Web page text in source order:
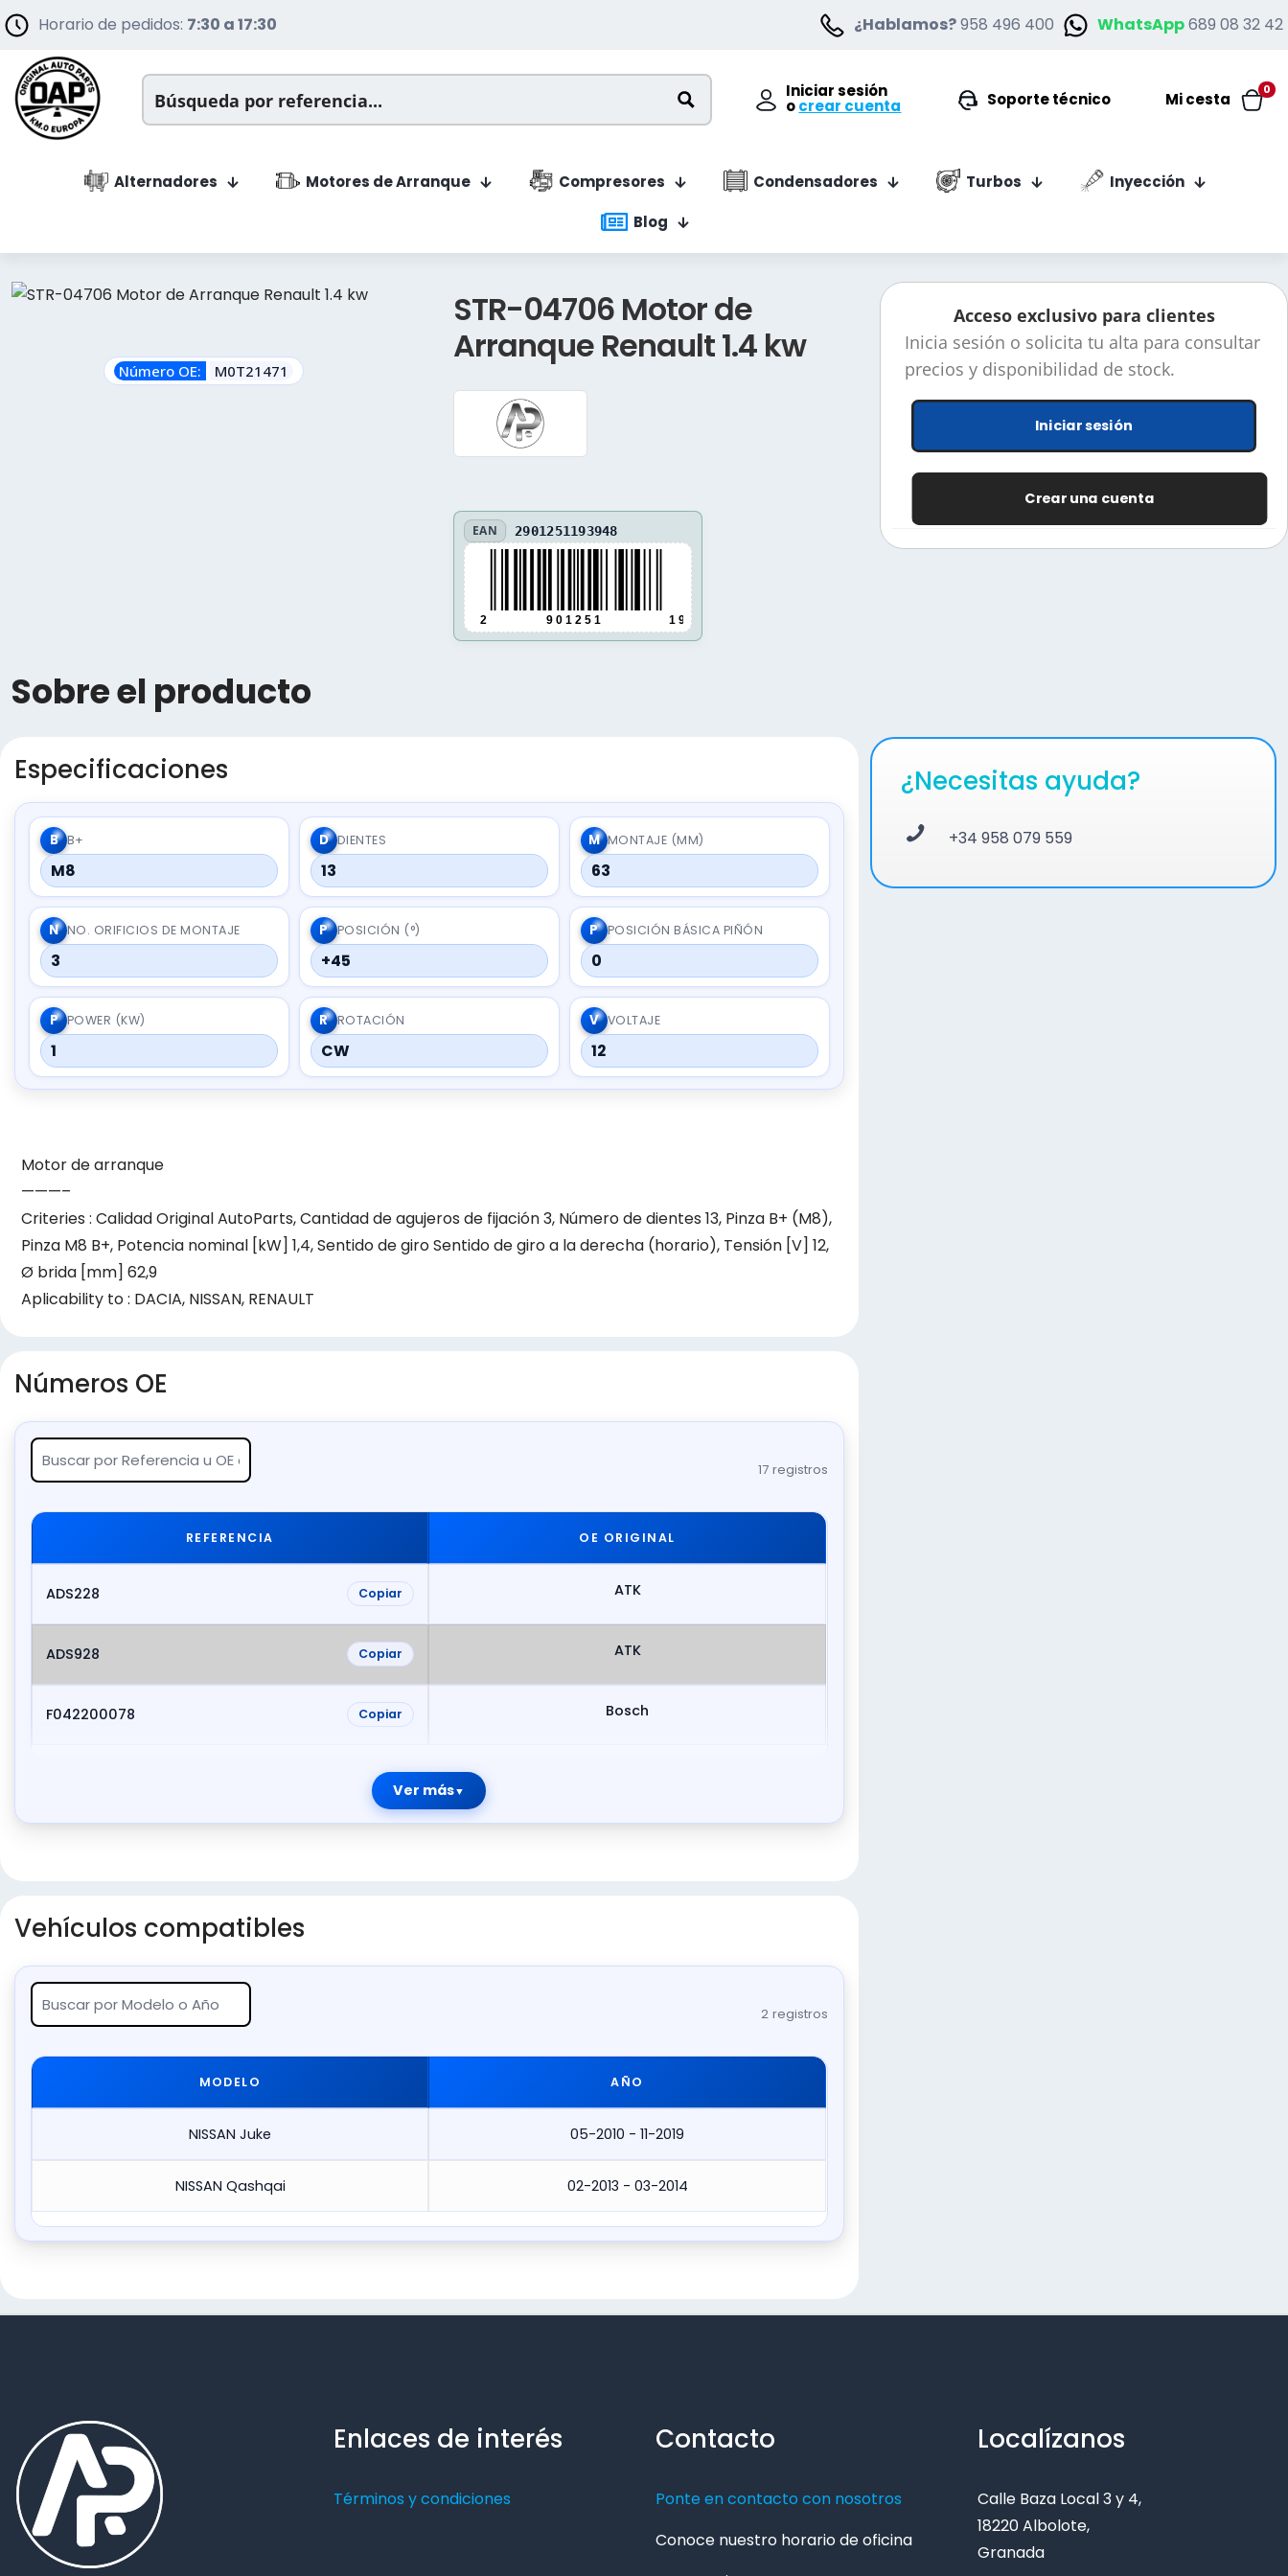
Horario de pedidos: 7:30 a 17:30 ¿Hablamos?958 496 400 WhatsApp689 08 32 42
Iniciar sesión
ocrear cuenta Soporte técnico
0
Mi cesta
Alternadores Motores de Arranque Compresores Condensadores Turbos
Inyección
Blog
Número OE: M0T21471
STR-04706 Motor de
Arranque Renault 1.4 kw
EAN 2901251193948
2 9 0 1 2 5 1 1 9 3 9 4 8
Acceso exclusivo para clientes
Inicia sesión o solicita tu alta para consultar
precios y disponibilidad de stock.
Iniciar sesión
Crear una cuenta
Sobre el producto
Especificaciones
B B+
M8
D DIENTES
13
M MONTAJE (MM)
63
N NO. ORIFICIOS DE MONTAJE
3
P POSICIÓN (°)
+45
P POSICIÓN BÁSICA PIÑÓN
0
P POWER (KW)
1
R ROTACIÓN
CW
V VOLTAJE
12
Motor de arranque
———–
Criteries : Calidad Original AutoParts, Cantidad de agujeros de fijación 3, Número de dientes 13, Pinza B+ (M8),
Pinza M8 B+, Potencia nominal [kW] 1,4, Sentido de giro Sentido de giro a la derecha (horario), Tensión [V] 12,
Ø brida [mm] 62,9
Aplicability to : DACIA, NISSAN, RENAULT
Números OE
17 registros
REFERENCIA OE ORIGINAL
ADS228 Copiar ATK
ADS928 Copiar ATK
F042200078 Copiar Bosch
Ver más
Vehículos compatibles
2 registros
MODELO AÑO
NISSAN Juke 05-2010 - 11-2019
NISSAN Qashqai 02-2013 - 03-2014
¿Necesitas ayuda?
+34 958 079 559
Enlaces de interés
Términos y condiciones
Contacto
Ponte en contacto con nosotros
Conoce nuestro horario de oficina
Localízanos
Calle Baza Local 3 y 4,
18220 Albolote,
Granada